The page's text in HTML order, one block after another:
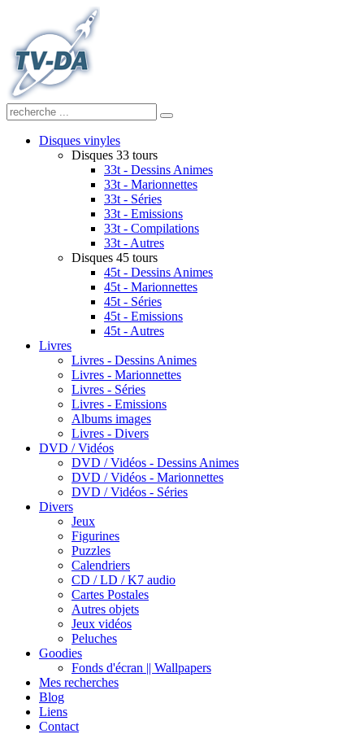
Disques vinyles
Disques 33 tours
33t - Dessins Animes
33t - Marionnettes
33t - Séries
33t - Emissions
33t - Compilations
33t - Autres
Disques 45 tours
45t - Dessins Animes
45t - Marionnettes
45t - Séries
45t - Emissions
45t - Autres
Livres
Livres - Dessins Animes
Livres - Marionnettes
Livres - Séries
Livres - Emissions
Albums images
Livres - Divers
DVD / Vidéos
DVD / Vidéos - Dessins Animes
DVD / Vidéos - Marionnettes
DVD / Vidéos - Séries
Divers
Jeux
Figurines
Puzzles
Calendriers
CD / LD / K7 audio
Cartes Postales
Autres objets
Jeux vidéos
Peluches
Goodies
Fonds d'écran || Wallpapers
Mes recherches
Blog
Liens
Contact